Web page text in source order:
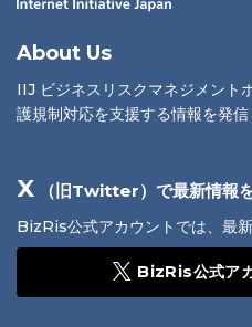
About Us
IIJ ビジネスリスクマネジメント
護規制対応を支援する情報を発信
X （旧Twitter）で最新情報
BizRis公式アカウントでは、最
BizRis公式ア